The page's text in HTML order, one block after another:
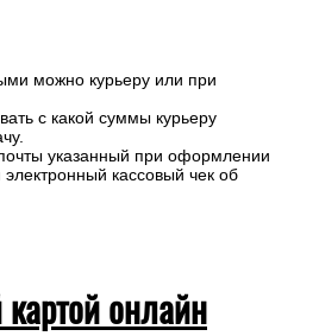
можно курьеру или при
с какой суммы курьеру
указанный при оформлении
электронный кассовый чек об
онлайн